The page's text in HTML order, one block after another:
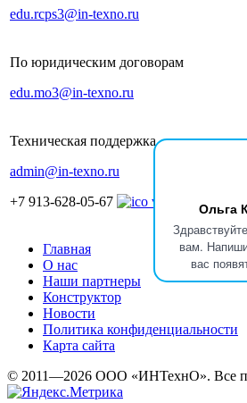
Ольга
вам.
вас
edu.rcps3@in-texno.ru
По юридическим договорам
edu.mo3@in-texno.ru
Техническая поддержка
admin@in-texno.ru
+7 913-628-05-67
Главная
О нас
Наши партнеры
Конструктор
Новости
Политика конфиденциальности
Карта сайта
© 2011—2026 ООО «ИНТехнО». Все